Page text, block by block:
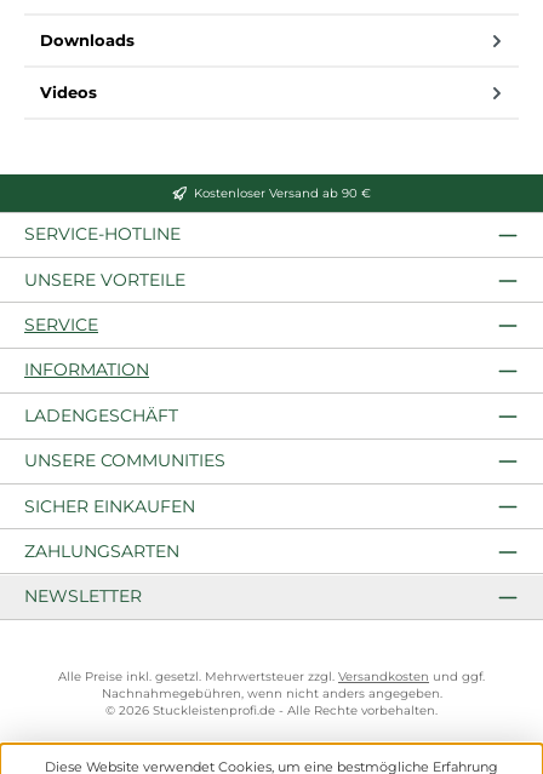
Downloads
Videos
Kostenloser Versand ab 90 €
SERVICE-HOTLINE
UNSERE VORTEILE
SERVICE
INFORMATION
LADENGESCHÄFT
UNSERE COMMUNITIES
SICHER EINKAUFEN
ZAHLUNGSARTEN
NEWSLETTER
Alle Preise inkl. gesetzl. Mehrwertsteuer zzgl. Versandkosten und ggf.
Nachnahmegebühren, wenn nicht anders angegeben.
© 2026 Stuckleistenprofi.de - Alle Rechte vorbehalten.
Diese Website verwendet Cookies, um eine bestmögliche Erfahrung